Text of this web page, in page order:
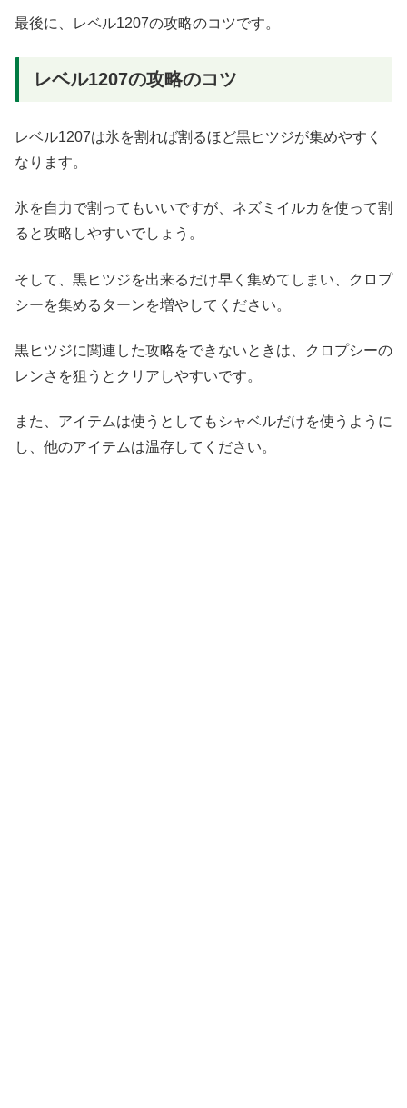
最後に、レベル1207の攻略のコツです。
レベル1207の攻略のコツ
レベル1207は氷を割れば割るほど黒ヒツジが集めやすく
なります。
氷を自力で割ってもいいですが、ネズミイルカを使って割
ると攻略しやすいでしょう。
そして、黒ヒツジを出来るだけ早く集めてしまい、クロプ
シーを集めるターンを増やしてください。
黒ヒツジに関連した攻略をできないときは、クロプシーの
レンさを狙うとクリアしやすいです。
また、アイテムは使うとしてもシャベルだけを使うように
し、他のアイテムは温存してください。